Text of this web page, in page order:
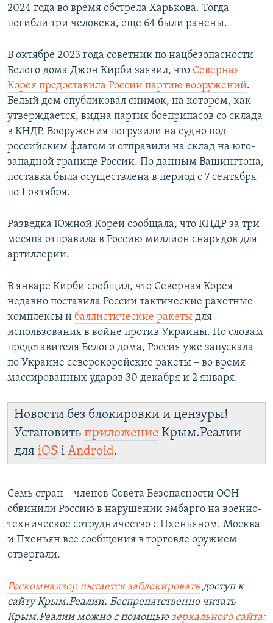
2024 года во время обстрела Харькова. Тогда
погибли три человека, еще 64 были ранены.
В октябре 2023 года советник по нацбезопасности
Белого дома Джон Кирби заявил, что Северная
Корея предоставила России партию вооружений.
Белый дом опубликовал снимок, на котором, как
утверждается, видна партия боеприпасов со склада
в КНДР. Вооружения погрузили на судно под
российским флагом и отправили на склад на юго-
западной границе России. По данным Вашингтона,
поставка была осуществлена в период с 7 сентября
по 1 октября.
Разведка Южной Кореи сообщала, что КНДР за три
месяца отправила в Россию миллион снарядов для
артиллерии.
В январе Кирби сообщил, что Северная Корея
недавно поставила России тактические ракетные
комплексы и баллистические ракеты для
использования в войне против Украины. По словам
представителя Белого дома, Россия уже запускала
по Украине северокорейские ракеты – во время
массированных ударов 30 декабря и 2 января.
Новости без блокировки и цензуры!
Установить приложение Крым.Реалии
для iOS і Android.
Семь стран – членов Совета Безопасности ООН
обвинили Россию в нарушении эмбарго на военно-
техническое сотрудничество с Пхеньяном. Москва
и Пхеньян все сообщения в торговле оружием
отвергали.
Роскомнадзор пытается заблокировать доступ к
сайту Крым.Реалии. Беспрепятственно читать
Крым.Реалии можно с помощью зеркального сайта: